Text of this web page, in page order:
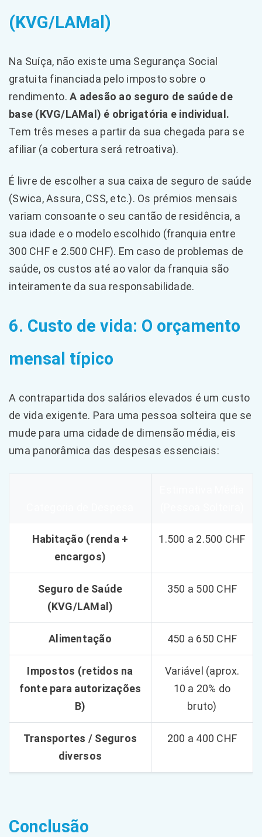
(KVG/LAMal)
Na Suíça, não existe uma Segurança Social
gratuita financiada pelo imposto sobre o
rendimento.A adesão ao seguro de saúde de
base (KVG/LAMal) é obrigatória e individual.
Tem três meses a partir da sua chegada para se
afiliar (a cobertura será retroativa).
É livre de escolher a sua caixa de seguro de saúde
(Swica, Assura, CSS, etc.). Os prémios mensais
variam consoante o seu cantão de residência, a
sua idade e o modelo escolhido (franquia entre
300 CHF e 2.500 CHF). Em caso de problemas de
saúde, os custos até ao valor da franquia são
inteiramente da sua responsabilidade.
6. Custo de vida: O orçamento
mensal típico
A contrapartida dos salários elevados é um custo
de vida exigente. Para uma pessoa solteira que se
mude para uma cidade de dimensão média, eis
uma panorâmica das despesas essenciais:
Habitação (renda +
encargos)
1.500 a 2.500 CHF
Seguro de Saúde
(KVG/LAMal)
350 a 500 CHF
Alimentação 450 a 650 CHF
Impostos (retidos na
fonte para autorizações
B)
Variável (aprox.
10 a 20% do
bruto)
Transportes / Seguros
diversos
200 a 400 CHF
Conclusão